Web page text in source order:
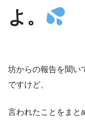
よ。
坊からの報告を聞い
ですけど、
言われたことをまと